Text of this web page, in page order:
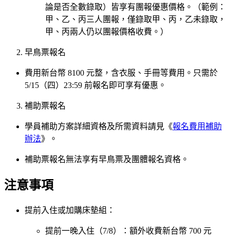
論是否全數錄取）皆享有團報優惠價格。（範例：
甲、乙、丙三人團報，僅錄取甲、丙，乙未錄取，
甲、丙兩人仍以團報價格收費。）
早鳥票報名
費用新台幣 8100 元整，含衣服、手冊等費用。只需於
5/15（四）23:59 前報名即可享有優惠。
補助票報名
學員補助方案詳細資格及所需資料請見《報名費用補助
辦法》。
補助票報名無法享有早鳥票及團體報名資格。
注意事項
提前入住或加購床墊組：
提前一晚入住（7/8）：額外收費新台幣 700 元